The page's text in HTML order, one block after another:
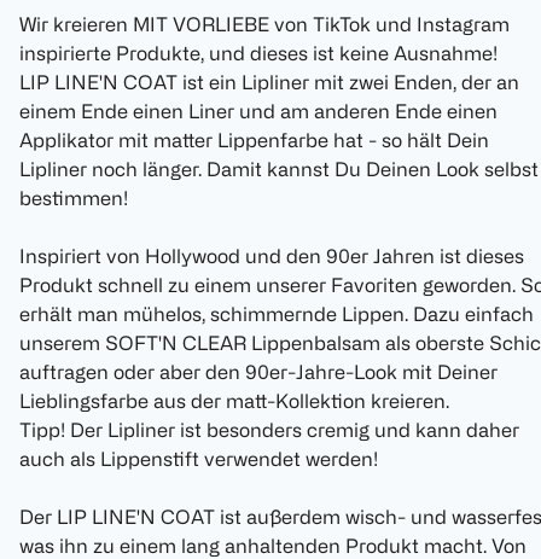
Wir kreieren MIT VORLIEBE von TikTok und Instagram
inspirierte Produkte, und dieses ist keine Ausnahme!
LIP LINE'N COAT ist ein Lipliner mit zwei Enden, der an
einem Ende einen Liner und am anderen Ende einen
Applikator mit matter Lippenfarbe hat - so hält Dein
Lipliner noch länger. Damit kannst Du Deinen Look selbst
bestimmen!
Inspiriert von Hollywood und den 90er Jahren ist dieses
Produkt schnell zu einem unserer Favoriten geworden.
erhält man mühelos, schimmernde Lippen. Dazu einfach
unserem SOFT'N CLEAR Lippenbalsam als oberste
auftragen oder aber den 90er-Jahre-Look mit Deiner
Lieblingsfarbe aus der matt-Kollektion kreieren.
Tipp! Der Lipliner ist besonders cremig und kann daher
auch als Lippenstift verwendet werden!
Der LIP LINE'N COAT ist außerdem wisch- und
was ihn zu einem lang anhaltenden Produkt macht. Von